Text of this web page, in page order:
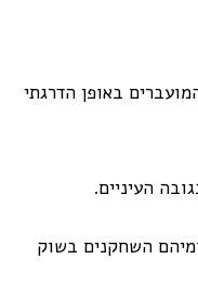
באופן הדרגתי
העיניים.
השחקנים בשוק